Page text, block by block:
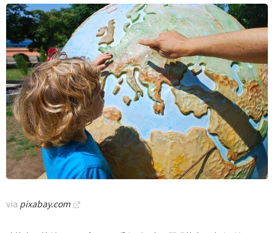
via pixabay.com